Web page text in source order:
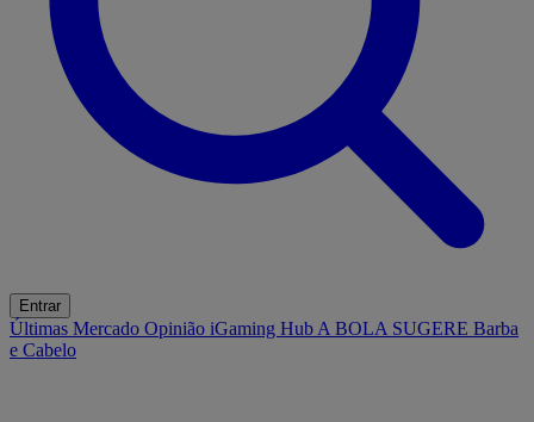
Entrar
Últimas Mercado Opinião iGaming Hub A BOLA SUGERE Barba
e Cabelo